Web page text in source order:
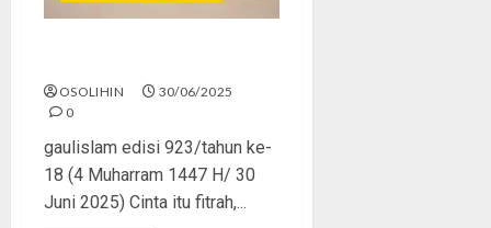
OSOLIHIN
30/06/2025
0
gaulislam edisi 923/tahun ke-
18 (4 Muharram 1447 H/ 30
Juni 2025) Cinta itu fitrah,...